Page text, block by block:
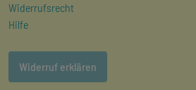
Widerrufsrecht
Hilfe
Widerruf erklären